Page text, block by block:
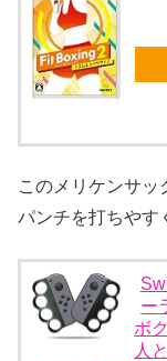
このメリケンサッ
パンチを打ちやす
ー
ボ
人